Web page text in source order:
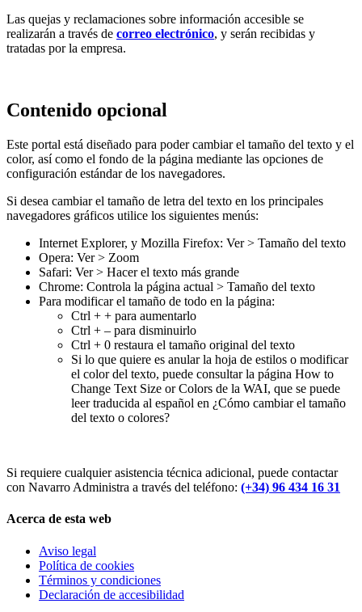
Las quejas y reclamaciones sobre información accesible se
realizarán a través de correo electrónico, y serán recibidas y
tratadas por la empresa.
Contenido opcional
Este portal está diseñado para poder cambiar el tamaño del texto y el
color, así como el fondo de la página mediante las opciones de
configuración estándar de los navegadores.
Si desea cambiar el tamaño de letra del texto en los principales
navegadores gráficos utilice los siguientes menús:
Internet Explorer, y Mozilla Firefox: Ver > Tamaño del texto
Opera: Ver > Zoom
Safari: Ver > Hacer el texto más grande
Chrome: Controla la página actual > Tamaño del texto
Para modificar el tamaño de todo en la página:
Ctrl + + para aumentarlo
Ctrl + – para disminuirlo
Ctrl + 0 restaura el tamaño original del texto
Si lo que quiere es anular la hoja de estilos o modificar
el color del texto, puede consultar la página How to
Change Text Size or Colors de la WAI, que se puede
leer traducida al español en ¿Cómo cambiar el tamaño
del texto o colores?
Si requiere cualquier asistencia técnica adicional, puede contactar
con Navarro Administra a través del teléfono: (+34) 96 434 16 31
Acerca de esta web
Aviso legal
Política de cookies
Términos y condiciones
Declaración de accesibilidad